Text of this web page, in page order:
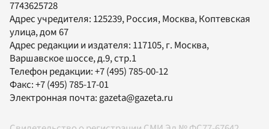
7743625728
Адрес учредителя: 125239, Россия, Москва, Коптевская
улица, дом 67
Адрес редакции и издателя: 117105, г. Москва,
Варшавское шоссе, д.9, стр.1
Телефон редакции:+7 (495) 785-00-12
Факс:+7 (495) 785-17-01
Электронная почта: gazeta@gazeta.ru